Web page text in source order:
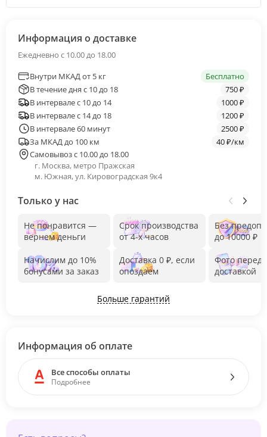
Информация о доставке
Ежедневно с 10.00 до 18.00
Внутри МКАД от 5 кг
Бесплатно
В течение дня с 10 до 18
750 ₽
В интервале с 10 до 14
1000 ₽
В интервале с 14 до 18
1200 ₽
В интервале 60 минут
2500 ₽
За МКАД до 100 км
40 ₽/км
Самовывоз с 10.00 до 18.00
г. Москва, метро Пражская
м. Южная, ул. Кировоградская 9к4
Только у нас
Не понравится —
вернем деньги
Начислим до 10%
бонусами за заказ
Срок производства
от 4-х часов
Доставка 0 ₽, если
опоздаем
Без
до 10000 ₽
Фото перед
доставкой
Больше гарантий
Информация об оплате
Все способы оплаты
Подробнее